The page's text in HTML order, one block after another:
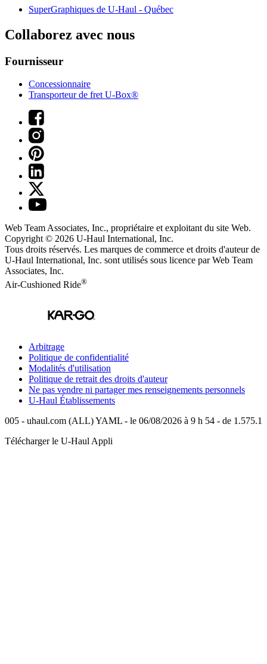
SuperGraphiques de U-Haul - Québec
Collaborez avec nous
Fournisseur
Concessionnaire
Transporteur de fret U-Box®
Web Team Associates, Inc., propriétaire et exploitant du site Web.
Copyright © 2026 U-Haul International, Inc.
Tous droits réservés. Les marques de commerce et droits d'auteur de
U-Haul International, Inc. sont utilisés sous licence par Web Team
Associates, Inc.
Air-Cushioned Ride®
Arbitrage
Politique de confidentialité
Modalités d'utilisation
Politique de retrait des droits d'auteur
Ne pas vendre ni partager mes renseignements personnels
U-Haul Établissements
005 - uhaul.com (ALL) YAML - le 06/08/2026 à 9 h 54 - de 1.575.1
Télécharger le U-Haul Appli